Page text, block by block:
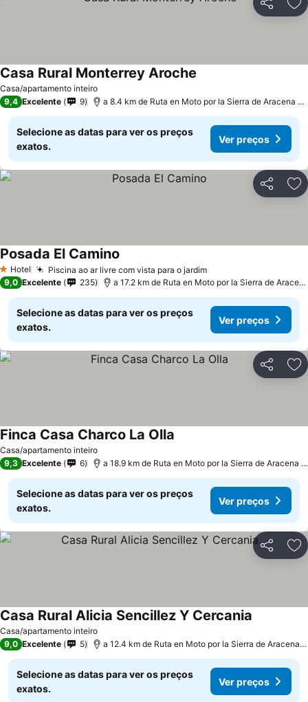
Partilhar
Casa/apartamento inteiro
Casa Rural Monterrey Aroche
9,4 Excelente 9 a 8.4 km de Ruta en Moto por la Sierra de Aracena y
Selecione as datas para ver os preços
exatos.
Ver preços
Partilhar
1 Estrelas
Hotel Piscina ao ar livre com vista para o jardimVer preços
Posada El Camino
9,0 Excelente 235 a 17.2 km de Ruta en Moto por la Sierra de
Selecione as datas para ver os preços
exatos.
Ver preços
Partilhar
Casa/apartamento inteiro
Finca Casa Charco La Olla
9,3 Excelente 6 a 18.9 km de Ruta en Moto por la Sierra de Aracena
Selecione as datas para ver os preços
exatos.
Ver preços
Partilhar
Casa/apartamento inteiro
Casa Rural Alicia Sencillez Y Cercania
9,0 Excelente 5 a 12.4 km de Ruta en Moto por la Sierra de Aracena
Selecione as datas para ver os preços
exatos.
Ver preços